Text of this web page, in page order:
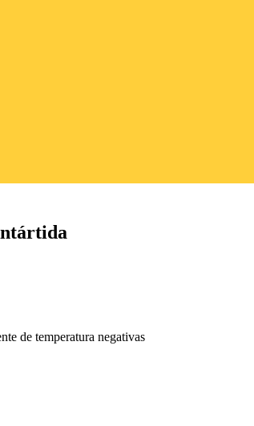
de temperatura negativas